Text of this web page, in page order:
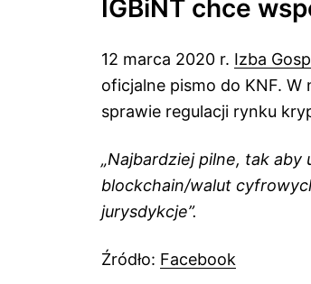
IGBiNT chce
12 marca 2020 r. Izba
oficjalne pismo do KNF. W
sprawie regulacji rynku
„Najbardziej pilne, tak aby
blockchain/walut
jurysdykcje”.
Źródło: Facebook